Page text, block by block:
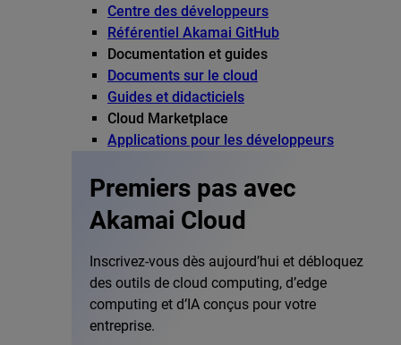
Centre des développeurs
Référentiel Akamai GitHub
Documentation et guides
Documents sur le cloud
Guides et didacticiels
Cloud Marketplace
Applications pour les développeurs
Premiers pas avec
Akamai Cloud
Inscrivez-vous dès aujourd’hui et débloquez
des outils de cloud computing, d’edge
computing et d’IA conçus pour votre
entreprise.